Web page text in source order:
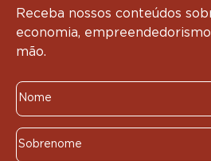
Receba nossos conteúdos
economia,
mão.